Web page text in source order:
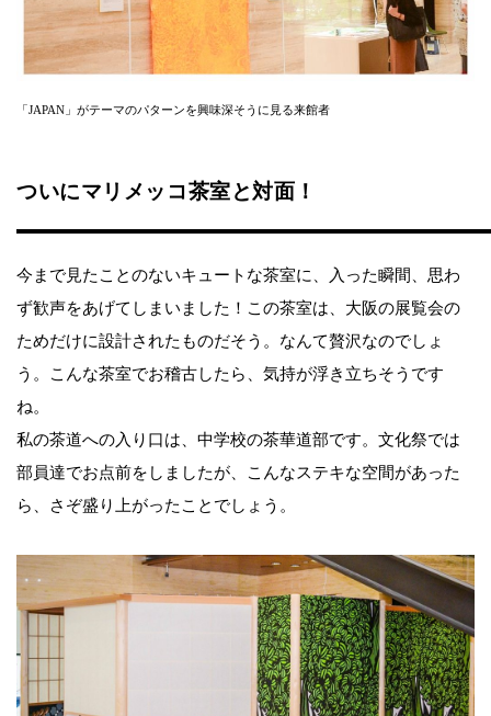
「JAPAN」がテーマのパターンを興味深そうに見る来館者
ついにマリメッコ茶室と対面！
今まで見たことのないキュートな茶室に、入った瞬間、思わ
ず歓声をあげてしまいました！この茶室は、大阪の展覧会の
ためだけに設計されたものだそう。なんて贅沢なのでしょ
う。こんな茶室でお稽古したら、気持が浮き立ちそうです
ね。
私の茶道への入り口は、中学校の茶華道部です。文化祭では
部員達でお点前をしましたが、こんなステキな空間があった
ら、さぞ盛り上がったことでしょう。